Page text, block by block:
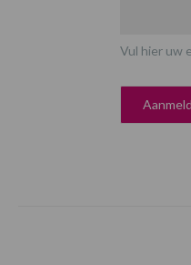
Vul hier uw